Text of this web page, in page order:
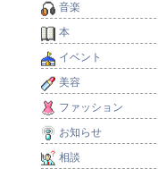
音楽
本
イベント
美容
ファッション
お知らせ
相談